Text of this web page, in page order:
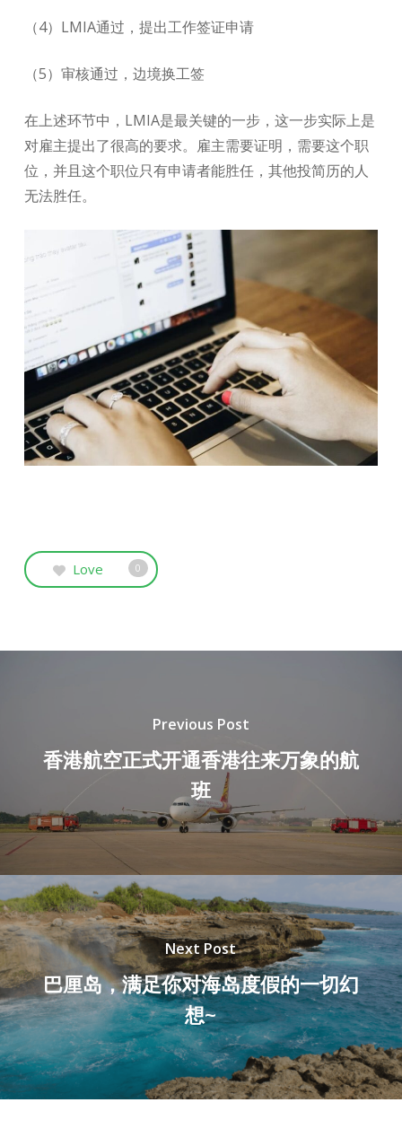
（4）LMIA通过，提出工作签证申请
（5）审核通过，边境换工签
在上述环节中，LMIA是最关键的一步，这一步实际上是
对雇主提出了很高的要求。雇主需要证明，需要这个职
位，并且这个职位只有申请者能胜任，其他投简历的人
无法胜任。
Love 0
Previous Post
香港航空正式开通香港往来万象的航
班
Next Post
巴厘岛，满足你对海岛度假的一切幻
想~